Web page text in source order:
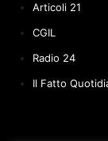
Articoli 21
CGIL
Radio 24
Il Fatto